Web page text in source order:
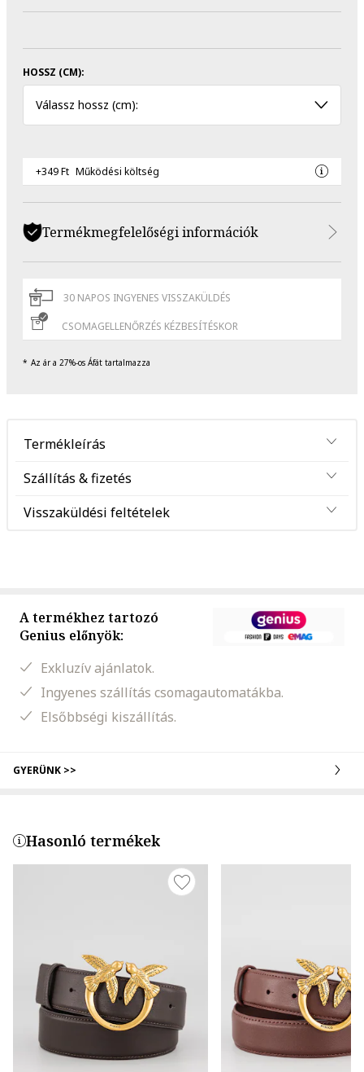
HOSSZ (CM):
Válassz hossz (cm):
+349 Ft Működési költség
Termékmegfelelőségi információk
30 NAPOS INGYENES VISSZAKÜLDÉS
CSOMAGELLENŐRZÉS KÉZBESÍTÉSKOR
Az ár a 27%-os Áfát tartalmazza
Termékleírás
Szállítás & fizetés
Visszaküldési feltételek
A termékhez tartozó
Genius előnyök:
Exkluzív ajánlatok.
Ingyenes szállítás csomagautomatákba.
Elsőbbségi kiszállítás.
GYERÜNK >>
Hasonló termékek